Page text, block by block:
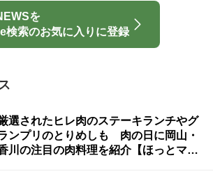
を
検索のお気に入りに登録
選されたヒレ肉のステーキランチやグ
ンプリのとりめしも 肉の日に岡山・
川の注目の肉料理を紹介【ほっとマル